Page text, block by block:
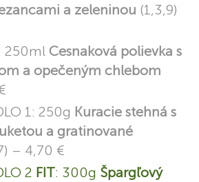
a zeleninou (1,3,9)
250ml Cesnaková polievka s
a opečeným chlebom
1: 250g Kuracie stehná s
a gratinované
– 4,70 €
2 FIT: 300g Špargľový